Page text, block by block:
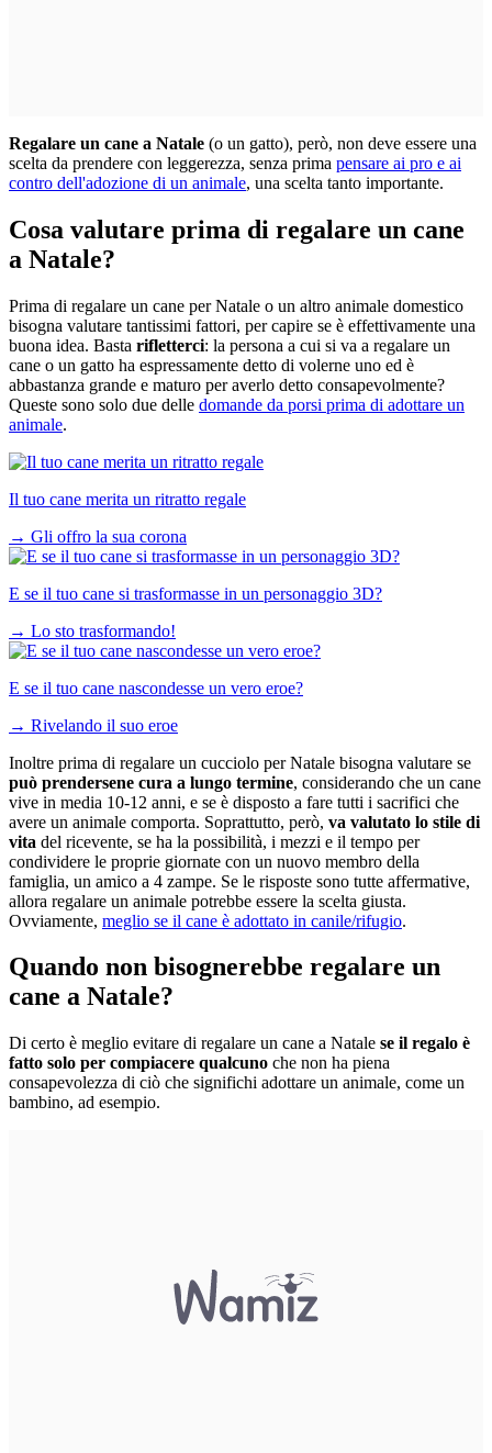
Regalare un cane a Natale (o un gatto), però, non deve essere una
scelta da prendere con leggerezza, senza prima pensare ai pro e ai
contro dell'adozione di un animale, una scelta tanto importante.
Cosa valutare prima di regalare un cane
a Natale?
Prima di regalare un cane per Natale o un altro animale domestico
bisogna valutare tantissimi fattori, per capire se è effettivamente una
buona idea. Basta rifletterci: la persona a cui si va a regalare un
cane o un gatto ha espressamente detto di volerne uno ed è
abbastanza grande e maturo per averlo detto consapevolmente?
Queste sono solo due delle domande da porsi prima di adottare un
animale.
Il tuo cane merita un ritratto regale
→ Gli offro la sua corona
E se il tuo cane si trasformasse in un personaggio 3D?
→ Lo sto trasformando!
E se il tuo cane nascondesse un vero eroe?
→ Rivelando il suo eroe
Inoltre prima di regalare un cucciolo per Natale bisogna valutare se
può prendersene cura a lungo termine, considerando che un cane
vive in media 10-12 anni, e se è disposto a fare tutti i sacrifici che
avere un animale comporta. Soprattutto, però, va valutato lo stile di
vita del ricevente, se ha la possibilità, i mezzi e il tempo per
condividere le proprie giornate con un nuovo membro della
famiglia, un amico a 4 zampe. Se le risposte sono tutte affermative,
allora regalare un animale potrebbe essere la scelta giusta.
Ovviamente, meglio se il cane è adottato in canile/rifugio.
Quando non bisognerebbe regalare un
cane a Natale?
Di certo è meglio evitare di regalare un cane a Natale se il regalo è
fatto solo per compiacere qualcuno che non ha piena
consapevolezza di ciò che significhi adottare un animale, come un
bambino, ad esempio.